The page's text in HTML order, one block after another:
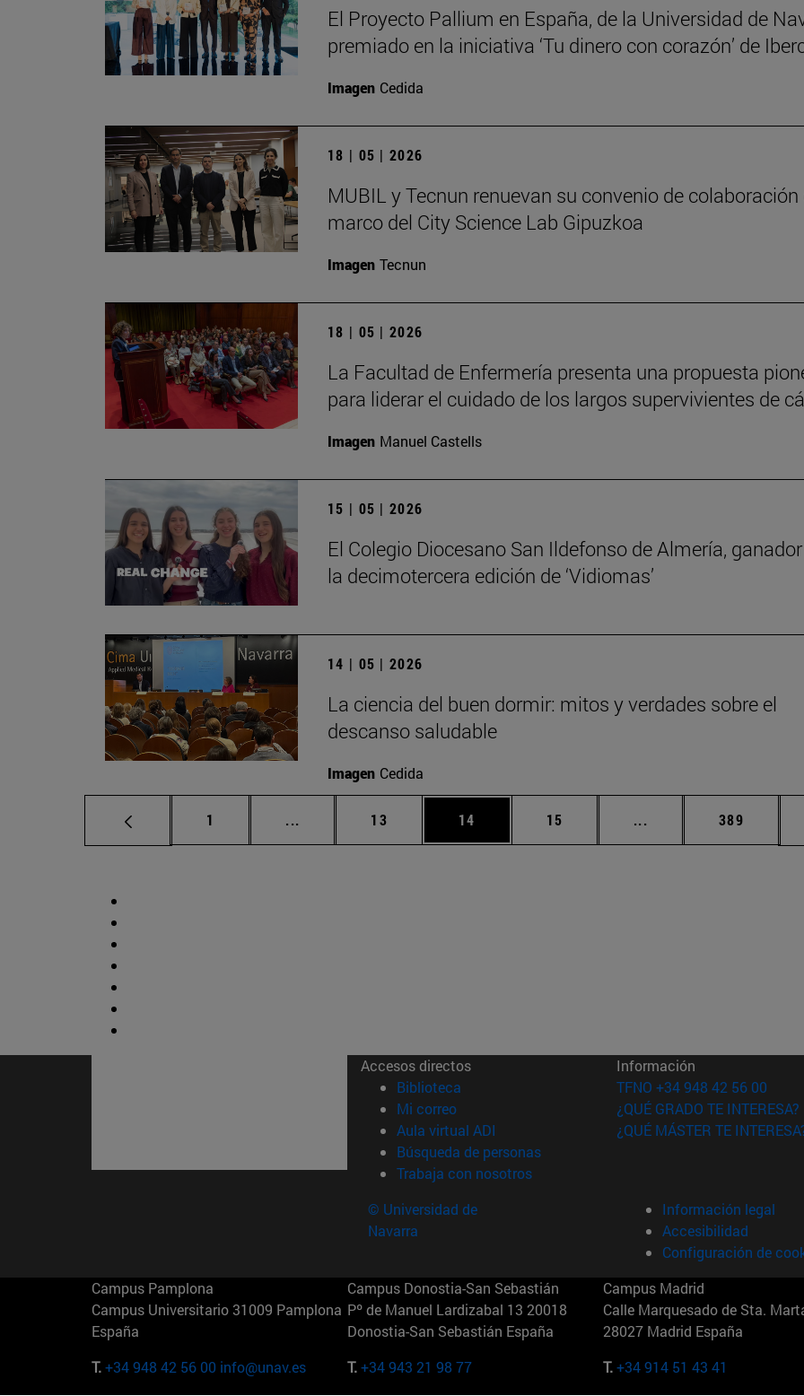
El Proyecto Pallium en España, de la Universidad de
premiado en la iniciativa ‘Tu dinero con corazón’ de
Imagen Cedida
18 | 05 | 2026
MUBIL y Tecnun renuevan su convenio de colaboración
marco del City Science Lab Gipuzkoa
Imagen Tecnun
18 | 05 | 2026
La Facultad de Enfermería presenta una propuesta
para liderar el cuidado de los largos supervivientes de
Imagen Manuel Castells
15 | 05 | 2026
El Colegio Diocesano San Ildefonso de Almería,
la decimotercera edición de ‘Vidiomas’
14 | 05 | 2026
La ciencia del buen dormir: mitos y verdades sobre el
descanso saludable
Imagen Cedida
Página
1 ... Páginas intermedias Use TAB para desplazarse.
Página
13 Página
14 Página
15 ... Páginas intermedias
Página
389
Accesos directos
Biblioteca (abre en nueva ventana)
Mi correo(abre en nueva ventana)
Aula virtual ADI (abre en nueva ventana)
Búsqueda de personas(abre en nueva ventana)
Trabaja con nosotros(abre en nueva ventana)
Información
TFNO +34 948 42 56 00
¿QUÉ GRADO TE INTERESA?
¿QUÉ MÁSTER TE
© Universidad de
Navarra
Información legal
Accesibilidad
Configuración de
Campus Pamplona
Campus Universitario 31009 Pamplona
España
T.+34 948 42 56 00 info@unav.es
Campus Donostia-San Sebastián
Pº de Manuel Lardizabal 13 20018
Donostia-San Sebastián España
T.+34 943 21 98 77
Campus Madrid
Calle Marquesado de Sta.
28027 Madrid España
T.+34 914 51 43 41